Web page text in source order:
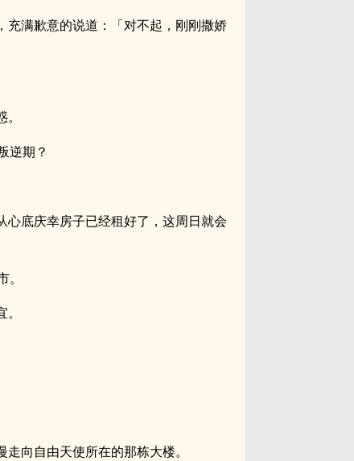
充满歉意的说道：「对不起，刚刚撒娇
逆期？
底庆幸房子已经租好了，这周日就会
向自由天使所在的那栋大楼。